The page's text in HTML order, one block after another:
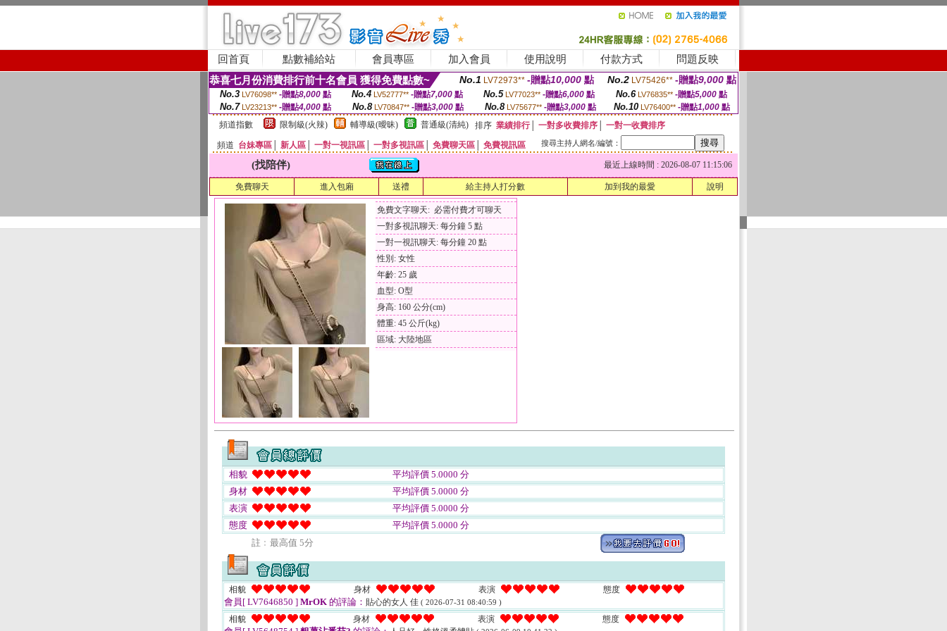
回首頁 點數補給站 會員專區 加入會員 使用說明 付款方式 問題反映
恭喜七月份消費排行前十名會員 獲得免費點數~ No.1 LV72973** -贈點10,000 點 No.2 LV75426** -贈點9,000 點
No.3 LV76098** -贈點8,000點 No.4 LV52777** -贈點7,000點 No.5 LV77023** -贈點6,000點 No.6 LV76835** -贈點5,000點
No.7 LV23213** -贈點4,000 點 No.8 LV70847** -贈點3,000 點 No.8 LV75677** -贈點3,000點 No.10 LV76400** -贈點1,000 點
頻道指數
限制級(火辣) 輔導級(曖昧) 普通級(清純) 排序 業績排行│ 一對多收費排序
一對一收費排序
頻道 台妹專區 新人區 一對一視訊區 一對多視訊區 免費聊天區 免費視訊區 搜尋主持人網名/編號：
(找陪伴) 最近上線時間 : 2026-08-07 11:15:06
免費聊天 進入包廂 送禮 給主持人打分數 加到我的最愛 說明
免費文字聊天: 必需付費才可聊天
一對多視訊聊天: 每分鐘 5 點
一對一視訊聊天: 每分鐘 20 點
性別: 女性
年齡: 25 歲
血型: O型
身高: 160 公分(cm)
體重: 45 公斤(kg)
區域: 大陸地區
相貌
平均評價 5.0000 分
身材
平均評價 5.0000 分
表演
平均評價 5.0000 分
態度
平均評價 5.0000 分
註﹕最高值 5分
相貌 身材 表演 態度
會員[ LV7646850 ] MrOK 的評論： 貼心的女人 佳 ( 2026-07-31 08:40:59 )
相貌 身材 表演 態度